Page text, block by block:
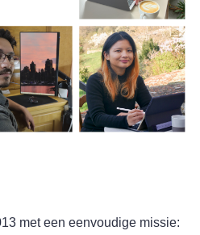
met een eenvoudige missie: